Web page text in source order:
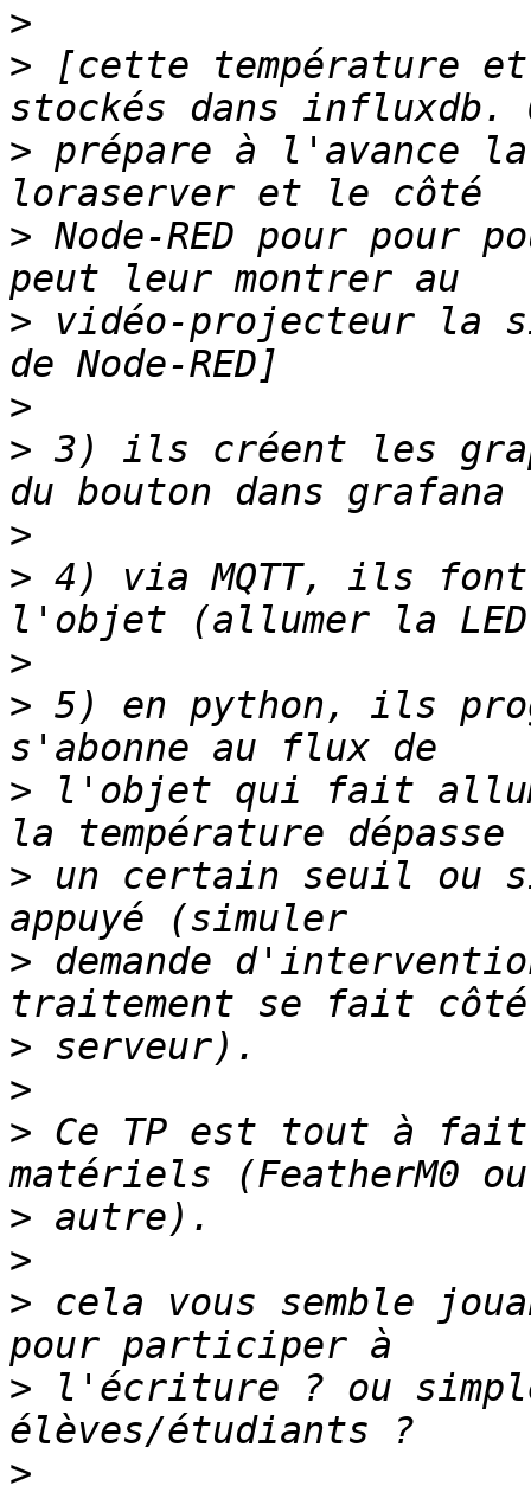
>
> [cette température
> prépare à l'avance
> Node-RED pour pour
> vidéo-projecteur
>
> 3) ils créent les
>
> 4) via MQTT, ils font
>
> 5) en python, ils
> l'objet qui fait
> un certain seuil ou
> demande
>
>
> Ce TP est tout à
>
>
> cela vous semble
> l'écriture ? ou
>